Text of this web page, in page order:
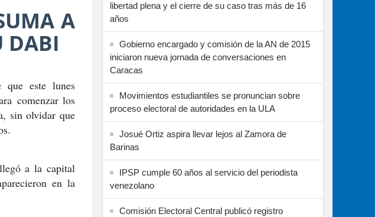
A
DABI
que este lunes
comenzar los
, sin olvidar que
.
a la capital
en la
libertad plena y el cierre de su caso tras más de 16
años
Gobierno encargado y comisión de la AN de 2015
iniciaron nueva jornada de conversaciones en
Caracas
Movimientos estudiantiles se pronuncian sobre
proceso electoral de autoridades en la ULA
Josué Ortiz aspira llevar lejos al Zamora de
Barinas
IPSP cumple 60 años al servicio del periodista
venezolano
Comisión Electoral Central publicó registro